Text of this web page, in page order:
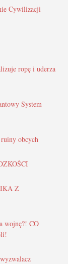
Cywilizacji
ropę i uderza
System
obcych
Z
wojnę?! CO